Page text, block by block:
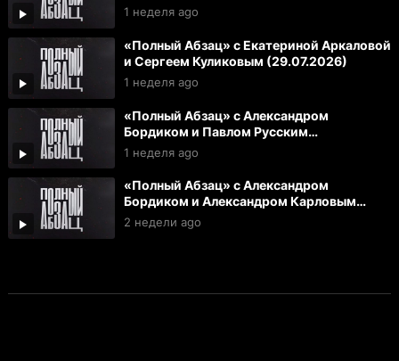
1 неделя ago
«Полный Абзац» с Екатериной Аркаловой
и Сергеем Куликовым (29.07.2026)
1 неделя ago
«Полный Абзац» с Александром
Бордиком и Павлом Русским
(28.07.2026)
1 неделя ago
«Полный Абзац» с Александром
Бордиком и Александром Карловым
(27.07.2026)
2 недели ago